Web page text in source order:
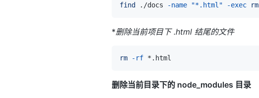
find ./docs -name "*.html" -exec rm
*删除当前项目下.html 结尾的文件
rm -rf
删除当前目录下的 node_modules 目录